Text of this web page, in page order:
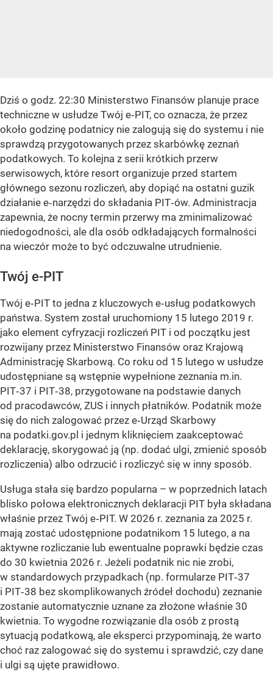
Dziś o godz. 22:30 Ministerstwo Finansów planuje prace
techniczne w usłudze Twój e‑PIT, co oznacza, że przez
około godzinę podatnicy nie zalogują się do systemu i nie
sprawdzą przygotowanych przez skarbówkę zeznań
podatkowych. To kolejna z serii krótkich przerw
serwisowych, które resort organizuje przed startem
głównego sezonu rozliczeń, aby dopiąć na ostatni guzik
działanie e‑narzędzi do składania PIT‑ów. Administracja
zapewnia, że nocny termin przerwy ma zminimalizować
niedogodności, ale dla osób odkładających formalności
na wieczór może to być odczuwalne utrudnienie.
Twój e-PIT
Twój e‑PIT to jedna z kluczowych e‑usług podatkowych
państwa. System został uruchomiony 15 lutego 2019 r.
jako element cyfryzacji rozliczeń PIT i od początku jest
rozwijany przez Ministerstwo Finansów oraz Krajową
Administrację Skarbową. Co roku od 15 lutego w usłudze
udostępniane są wstępnie wypełnione zeznania m.in.
PIT‑37 i PIT‑38, przygotowane na podstawie danych
od pracodawców, ZUS i innych płatników. Podatnik może
się do nich zalogować przez e‑Urząd Skarbowy
na podatki.gov.pl i jednym kliknięciem zaakceptować
deklarację, skorygować ją (np. dodać ulgi, zmienić sposób
rozliczenia) albo odrzucić i rozliczyć się w inny sposób.
Usługa stała się bardzo popularna – w poprzednich latach
blisko połowa elektronicznych deklaracji PIT była składana
właśnie przez Twój e‑PIT. W 2026 r. zeznania za 2025 r.
mają zostać udostępnione podatnikom 15 lutego, a na
aktywne rozliczanie lub ewentualne poprawki będzie czas
do 30 kwietnia 2026 r. Jeżeli podatnik nic nie zrobi,
w standardowych przypadkach (np. formularze PIT‑37
i PIT‑38 bez skomplikowanych źródeł dochodu) zeznanie
zostanie automatycznie uznane za złożone właśnie 30
kwietnia. To wygodne rozwiązanie dla osób z prostą
sytuacją podatkową, ale eksperci przypominają, że warto
choć raz zalogować się do systemu i sprawdzić, czy dane
i ulgi są ujęte prawidłowo.